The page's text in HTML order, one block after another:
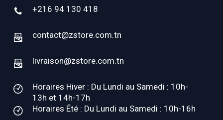
+216 94 130 418
contact@zstore.com.tn
livraison@zstore.com.tn
Horaires Hiver : Du Lundi au Samedi : 10h-
13h et 14h-17h
Horaires Été : Du Lundi au Samedi : 10h-16h